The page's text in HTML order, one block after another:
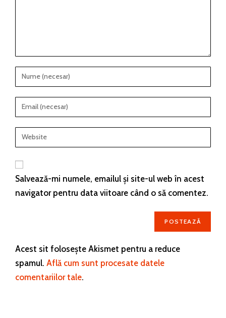
Salvează-mi numele, emailul și site-ul web în acest
navigator pentru data viitoare când o să comentez.
Acest sit folosește Akismet pentru a reduce
spamul. Află cum sunt procesate datele
comentariilor tale.